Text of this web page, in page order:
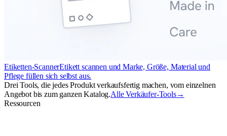
Etiketten-ScannerEtikett scannen und Marke, Größe, Material und
Pflege füllen sich selbst aus.
Drei Tools, die jedes Produkt verkaufsfertig machen, vom einzelnen
Angebot bis zum ganzen Katalog.Alle Verkäufer-Tools→
Ressourcen